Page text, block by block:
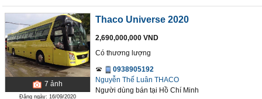
7 ảnh
Đăng ngày: 16/09/2020
Thaco Universe 2020
2,690,000,000 VND
Có thương lượng
0938905192
Nguyễn Thế Luân THACO
Người dùng bán tại Hồ Chí Minh